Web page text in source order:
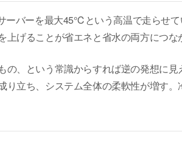
ーバーを最大45℃という高温で走らせ
上げることが省エネと省水の両方につな
の、という常識からすれば逆の発想に
り立ち、システム全体の柔軟性が増す